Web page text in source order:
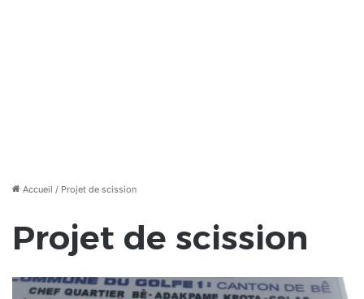
Accueil / Projet de scission
Projet de scission